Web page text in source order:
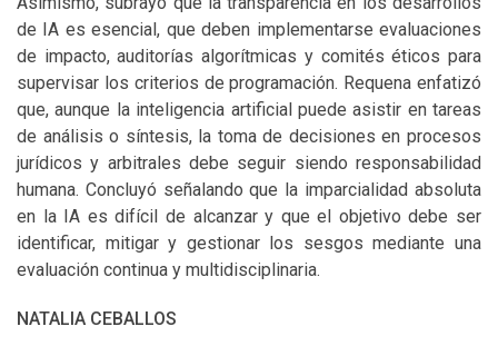
de IA es esencial, que deben implementarse evaluaciones
de impacto, auditorías algorítmicas y comités éticos para
supervisar los criterios de programación. Requena enfatizó
que, aunque la inteligencia artificial puede asistir en tareas
de análisis o síntesis, la toma de decisiones en procesos
jurídicos y arbitrales debe seguir siendo responsabilidad
humana. Concluyó señalando que la imparcialidad absoluta
en la IA es difícil de alcanzar y que el objetivo debe ser
identificar, mitigar y gestionar los sesgos mediante una
evaluación continua y multidisciplinaria.
NATALIA CEBALLOS